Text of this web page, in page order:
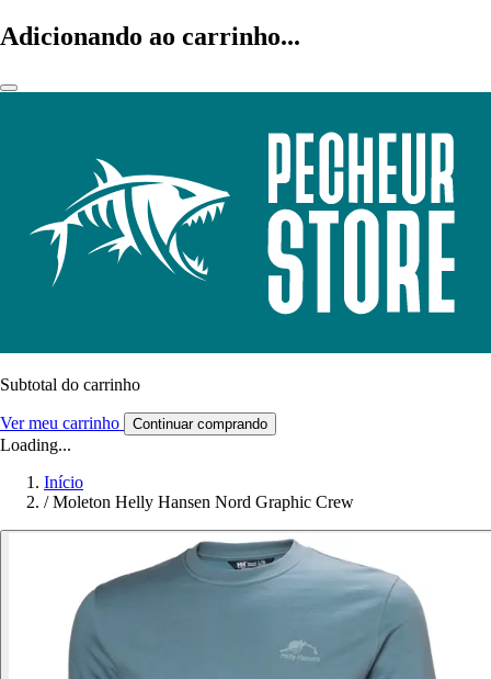
Adicionando ao carrinho...
Subtotal do carrinho
Ver meu carrinho Continuar comprando
Loading...
Início
/ Moleton Helly Hansen Nord Graphic Crew